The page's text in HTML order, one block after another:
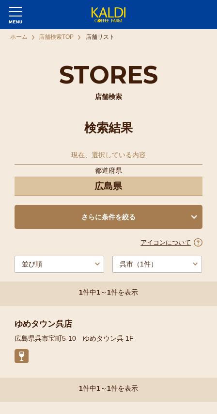
STORES
店舗検索
ホーム 店舗検索TOP 店舗リスト
検索結果
現在、選択している内容
都道府県
広島県
さらに条件を絞る
1件中1～1件を表示
アイコンについて
ゆめタウン呉店
広島県呉市宝町5-10 ゆめタウン呉 1F
1件中1～ 1件を表示